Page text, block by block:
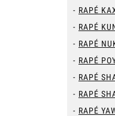
RAPÉ
RAPÉ
RAPÉ
RAPÉ
RAPÉ
RAPÉ
RAPÉ